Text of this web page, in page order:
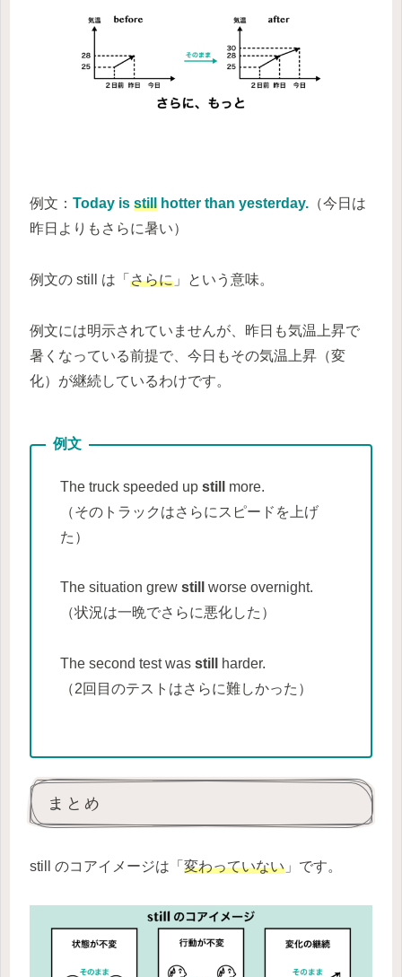
例文： Today is still hotter than yesterday. （今日は
昨日よりもさらに暑い）
例文の still は「 さらに 」という意味。
例文には明示されていませんが、昨日も気温上昇で
暑くなっている前提で、今日もその気温上昇（変
化）が継続しているわけです。
The truck speeded up still
more.
（そのトラックはさらにスピードを上げ
た）
The situation grew still
worse overnight.
（状況は一晩でさらに悪化した）
The second test was still
harder.
（2回目のテストはさらに難しかった）
まとめ
still のコアイメージは「 変わっていない 」です。